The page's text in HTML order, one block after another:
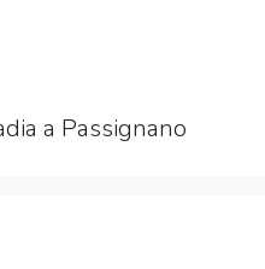
a Passignano